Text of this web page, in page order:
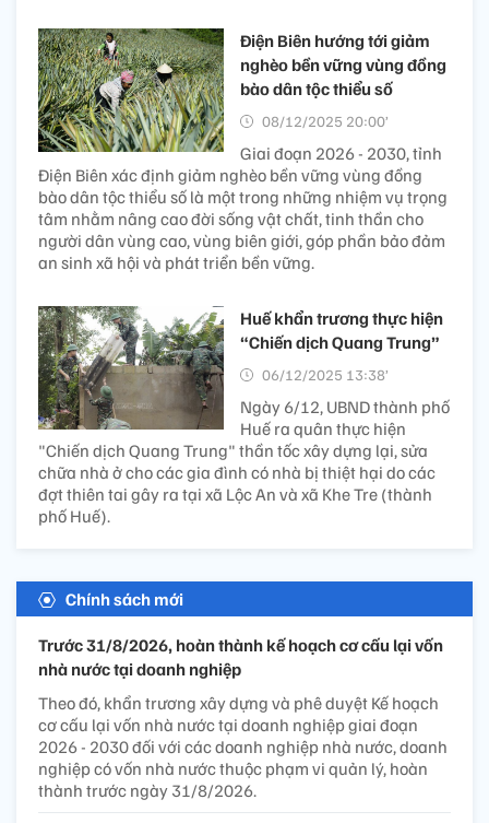
Điện Biên hướng tới giảm
nghèo bền vững vùng đồng
bào dân tộc thiểu số
08/12/2025 20:00’
Giai đoạn 2026 - 2030, tỉnh
Điện Biên xác định giảm nghèo bền vững vùng đồng
bào dân tộc thiểu số là một trong những nhiệm vụ trọng
tâm nhằm nâng cao đời sống vật chất, tinh thần cho
người dân vùng cao, vùng biên giới, góp phần bảo đảm
an sinh xã hội và phát triển bền vững.
Huế khẩn trương thực hiện
“Chiến dịch Quang Trung”
06/12/2025 13:38’
Ngày 6/12, UBND thành phố
Huế ra quân thực hiện
"Chiến dịch Quang Trung" thần tốc xây dựng lại, sửa
chữa nhà ở cho các gia đình có nhà bị thiệt hại do các
đợt thiên tai gây ra tại xã Lộc An và xã Khe Tre (thành
phố Huế).
Chính sách mới
Trước 31/8/2026, hoàn thành kế hoạch cơ cấu lại vốn
nhà nước tại doanh nghiệp
Theo đó, khẩn trương xây dựng và phê duyệt Kế hoạch
cơ cấu lại vốn nhà nước tại doanh nghiệp giai đoạn
2026 - 2030 đối với các doanh nghiệp nhà nước, doanh
nghiệp có vốn nhà nước thuộc phạm vi quản lý, hoàn
thành trước ngày 31/8/2026.